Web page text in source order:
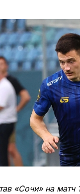
«Сочи» на